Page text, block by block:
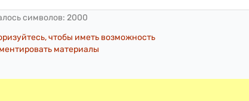
символов: 2000
чтобы иметь возможность
материалы